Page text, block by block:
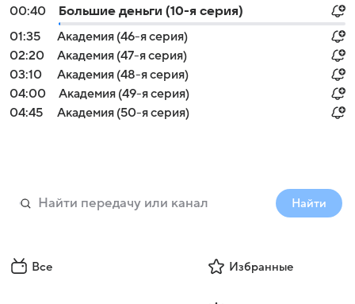
00:40
Большие деньги (10-я серия)
01:35
Академия (46-я серия)
02:20
Академия (47-я серия)
03:10
Академия (48-я серия)
04:00
Академия (49-я серия)
04:45
Академия (50-я серия)
Найти
Все Избранные